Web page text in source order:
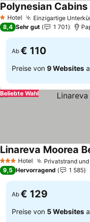
1 Sterne
Hotel Einzigartige
Polynesian
8,4 Sehr gut 1 701
Ab € 110
Preise von 9 Websites
Beliebte Wahl
3 SterneHotel Privatstrand
Linareva Moorea
9,5 Hervorragend 1 585
Ab € 129
Preise von 5 Websites